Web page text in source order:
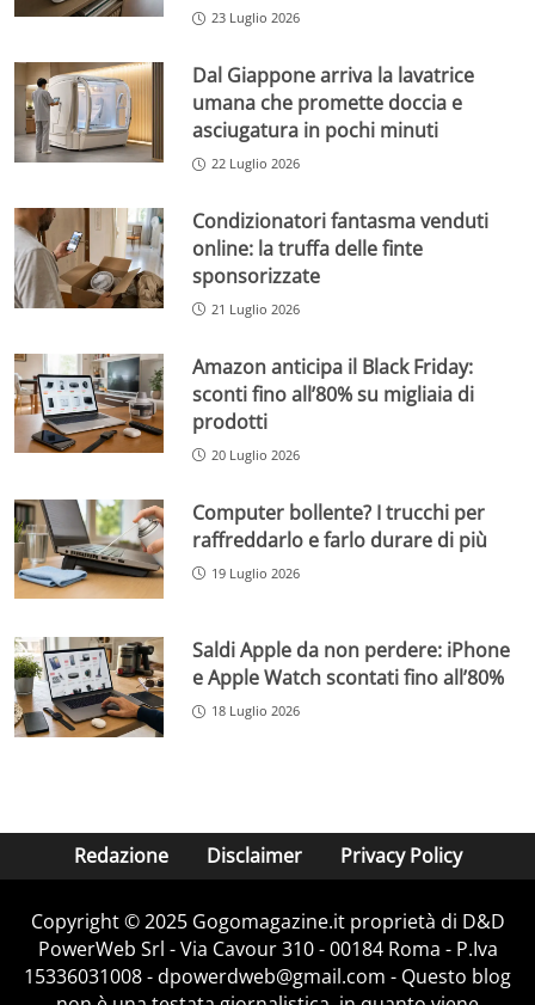
23 Luglio 2026
Dal Giappone arriva la lavatrice
umana che promette doccia e
asciugatura in pochi minuti
22 Luglio 2026
Condizionatori fantasma venduti
online: la truffa delle finte
sponsorizzate
21 Luglio 2026
Amazon anticipa il Black Friday:
sconti fino all’80% su migliaia di
prodotti
20 Luglio 2026
Computer bollente? I trucchi per
raffreddarlo e farlo durare di più
19 Luglio 2026
Saldi Apple da non perdere: iPhone
e Apple Watch scontati fino all’80%
18 Luglio 2026
Redazione Disclaimer Privacy Policy
Copyright © 2025 Gogomagazine.it proprietà di D&D
PowerWeb Srl - Via Cavour 310 - 00184 Roma - P.Iva
15336031008 - dpowerdweb@gmail.com - Questo blog